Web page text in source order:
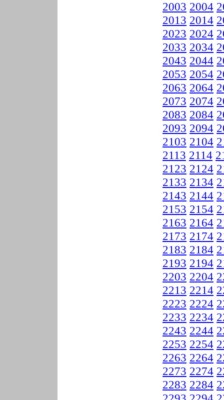
2003 2004
2013 2014
2023 2024
2033 2034
2043 2044
2053 2054
2063 2064
2073 2074
2083 2084
2093 2094
2103 2104
2113 2114
2123 2124
2133 2134
2143 2144
2153 2154
2163 2164
2173 2174
2183 2184
2193 2194
2203 2204
2213 2214
2223 2224
2233 2234
2243 2244
2253 2254
2263 2264
2273 2274
2283 2284